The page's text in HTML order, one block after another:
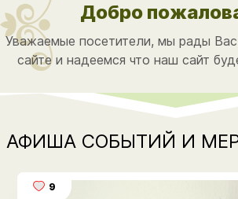
Добро
Уважаемые посетители, мы рады
сайте и надеемся что наш сайт
АФИША СОБЫТИЙ И
9